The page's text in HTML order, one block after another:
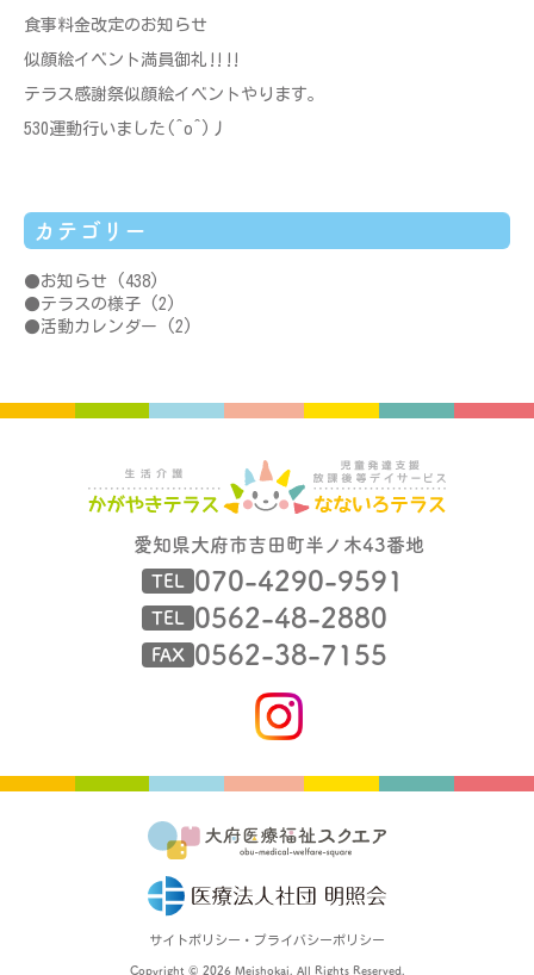
食事料金改定のお知らせ
似顔絵イベント満員御礼‼‼
テラス感謝祭似顔絵イベントやります。
530運動行いました(^o^)丿
カテゴリー
お知らせ (438)
テラスの様子 (2)
活動カレンダー (2)
愛知県大府市吉田町半ノ木43番地
TEL 070-4290-9591
TEL 0562-48-2880
FAX 0562-38-7155
サイトポリシー・プライバシーポリシー
Copyright © 2026 Meishokai. All Rights Reserved.